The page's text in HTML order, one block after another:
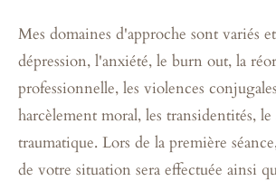
Mes domaines d'approche sont variés
dépression, l'anxiété, le burn out, la
professionnelle, les violences
harcèlement moral, les transidentités, le
traumatique. Lors de la première
de votre situation sera effectuée ainsi